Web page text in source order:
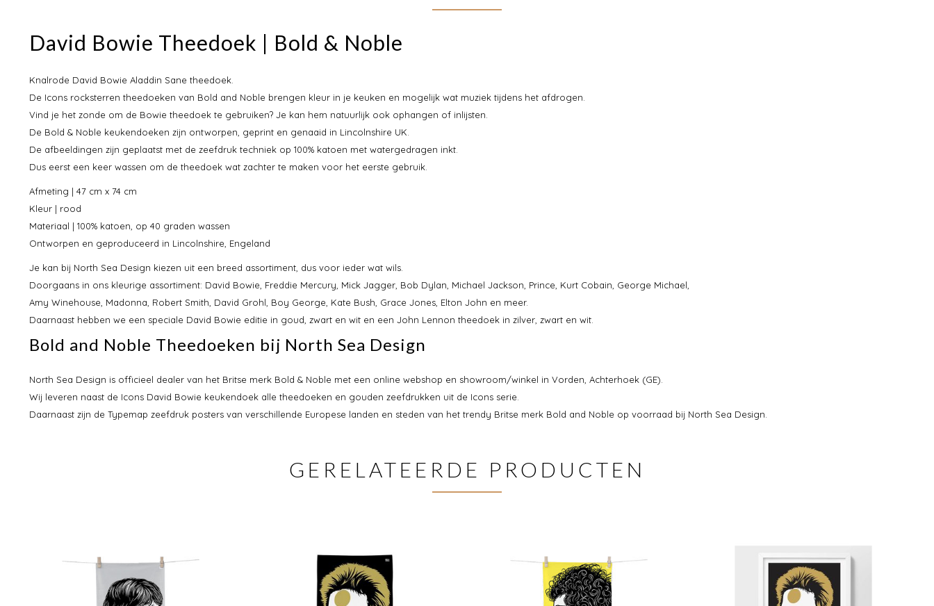
David Bowie Theedoek | Bold & Noble
Knalrode David Bowie Aladdin Sane theedoek.
De Icons rocksterren theedoeken van Bold and Noble brengen kleur in je keuken en mogelijk wat muziek tijdens het afdrogen.
Vind je het zonde om de Bowie theedoek te gebruiken? Je kan hem natuurlijk ook ophangen of inlijsten.
De Bold & Noble keukendoeken zijn ontworpen, geprint en genaaid in Lincolnshire UK.
De afbeeldingen zijn geplaatst met de zeefdruk techniek op 100% katoen met watergedragen inkt.
Dus eerst een keer wassen om de theedoek wat zachter te maken voor het eerste gebruik.
Afmeting | 47 cm x 74 cm
Kleur | rood
Materiaal | 100% katoen, op 40 graden wassen
Ontworpen en geproduceerd in Lincolnshire, Engeland
Je kan bij North Sea Design kiezen uit een breed assortiment, dus voor ieder wat wils.
Doorgaans in ons kleurige assortiment: David Bowie, Freddie Mercury, Mick Jagger, Bob Dylan, Michael Jackson, Prince, Kurt Cobain, George Michael,
Amy Winehouse, Madonna, Robert Smith, David Grohl, Boy George, Kate Bush, Grace Jones, Elton John en meer.
Daarnaast hebben we een speciale David Bowie editie in goud, zwart en wit en een John Lennon theedoek in zilver, zwart en wit.
Bold and Noble Theedoeken bij North Sea Design
North Sea Design is officieel dealer van het Britse merk Bold & Noble met een online webshop en showroom/winkel in Vorden, Achterhoek (GE).
Wij leveren naast de Icons David Bowie keukendoek alle theedoeken en gouden zeefdrukken uit de Icons serie.
Daarnaast zijn de Typemap zeefdruk posters van verschillende Europese landen en steden van het trendy Britse merk Bold and Noble op voorraad bij North Sea Design.
GERELATEERDE PRODUCTEN